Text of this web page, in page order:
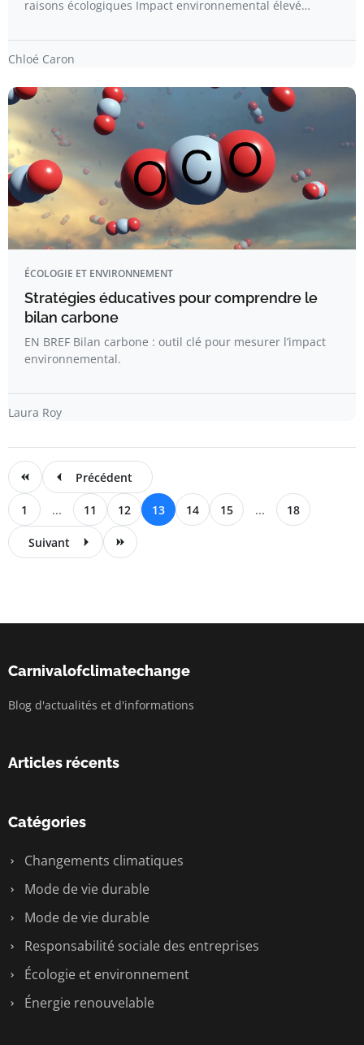
raisons écologiques Impact environnemental élevé…
Chloé Caron
ÉCOLOGIE ET ENVIRONNEMENT
Stratégies éducatives pour comprendre le
bilan carbone
EN BREF Bilan carbone : outil clé pour mesurer l’impact
environnemental.
Laura Roy
Précédent
1 ... 11 12 13 14 15 ... 18
Suivant
Carnivalofclimatechange
Blog d'actualités et d'informations
Articles récents
Catégories
Changements climatiques
Mode de vie durable
Mode de vie durable
Responsabilité sociale des entreprises
Écologie et environnement
Énergie renouvelable